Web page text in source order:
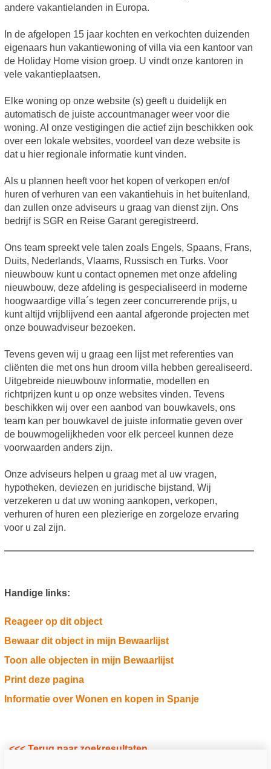
andere vakantielanden in Europa.
In de afgelopen 15 jaar kochten en verkochten duizenden
eigenaars hun vakantiewoning of villa via een kantoor van
de Holiday Home vision groep. U vindt onze kantoren in
vele vakantieplaatsen.
Elke woning op onze website (s) geeft u duidelijk en
automatisch de juiste accountmanager weer voor die
woning. Al onze vestigingen die actief zijn beschikken ook
over een lokale websites, voordeel van deze website is
dat u hier regionale informatie kunt vinden.
Als u plannen heeft voor het kopen of verkopen en/of
huren of verhuren van een vakantiehuis in het buitenland,
dan zullen onze adviseurs u graag van dienst zijn. Ons
bedrijf is SGR en Reise Garant geregistreerd.
Ons team spreekt vele talen zoals Engels, Spaans, Frans,
Duits, Nederlands, Vlaams, Russisch en Turks. Voor
nieuwbouw kunt u contact opnemen met onze afdeling
nieuwbouw, deze afdeling is gespecialiseerd in moderne
hoogwaardige villa´s tegen zeer concurrerende prijs, u
kunt altijd vrijblijvend een aantal afgeronde projecten met
onze bouwadviseur bezoeken.
Tevens geven wij u graag een lijst met referenties van
cliënten die met ons hun droom villa hebben gerealiseerd.
Uitgebreide nieuwbouw informatie, modellen en
richtprijzen kunt u op onze websites vinden. Tevens
beschikken wij over een aanbod van bouwkavels, ons
team kan per bouwkavel de juiste informatie geven over
de bouwmogelijkheden voor elk perceel kunnen deze
voorwaarden anders zijn.
Onze adviseurs helpen u graag met al uw vragen,
hypotheken, deviezen en juridische bijstand, Wij
verzekeren u dat uw woning aankopen, verkopen,
verhuren of huren een plezierige en zorgeloze ervaring
voor u zal zijn.
Handige links:
Reageer op dit object
Bewaar dit object in mijn Bewaarlijst
Toon alle objecten in mijn Bewaarlijst
Print deze pagina
Informatie over Wonen en kopen in Spanje
<<< Terug naar zoekresultaten